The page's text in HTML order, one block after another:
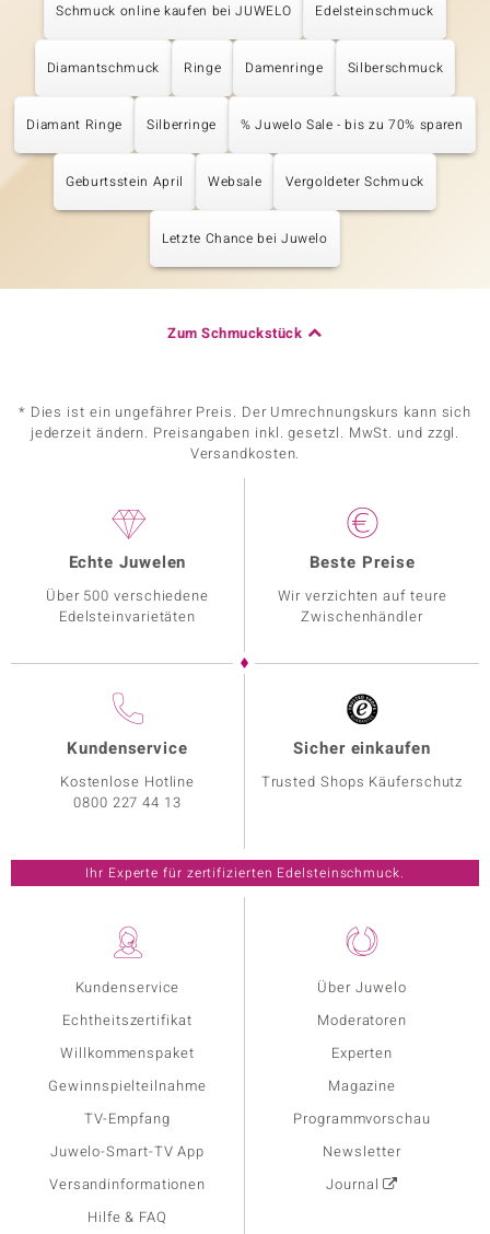
Schmuck online kaufen bei JUWELO Edelsteinschmuck
Diamantschmuck Ringe Damenringe Silberschmuck
Diamant Ringe Silberringe % Juwelo Sale - bis zu 70% sparen
Geburtsstein April Websale Vergoldeter Schmuck
Letzte Chance bei Juwelo
Zum Schmuckstück
* Dies ist ein ungefährer Preis. Der Umrechnungskurs kann sich
jederzeit ändern. Preisangaben inkl. gesetzl. MwSt. und zzgl.
Versandkosten.
Kundenservice
Echtheitszertifikat
Willkommenspaket
Gewinnspielteilnahme
TV-Empfang
Juwelo-Smart-TV App
Versandinformationen
Hilfe & FAQ
Über Juwelo
Moderatoren
Experten
Magazine
Programmvorschau
Newsletter
Journal
Echte Juwelen
Über 500 verschiedene
Edelsteinvarietäten
Beste Preise
Wir verzichten auf teure
Zwischenhändler
Kundenservice
Kostenlose Hotline
0800 227 44 13
Sicher einkaufen
Trusted Shops Käuferschutz
Ihr Experte für zertifizierten Edelsteinschmuck.